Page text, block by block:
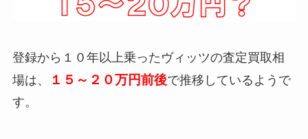
登録から１０年以上乗ったヴィッツの査定買取相
場は、
１５～２０万円前後で推移しているようで
す。